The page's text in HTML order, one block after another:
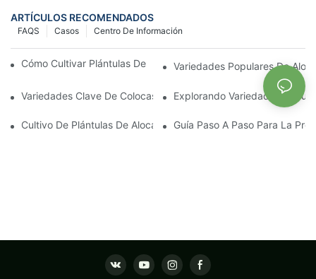
ARTÍCULOS RECOMENDADOS
Centro De Información
Casos
FAQS
Cómo Cultivar Plántulas De Aglaonema Fuertes Con Éxito
Variedades Populares De
Variedades Clave De Colocasia Y Sus Necesidades De Cultivo
Explorando Variedades
Cultivo De Plántulas De Alocasia: Mejores Prácticas Para
Guía Paso A Paso Para La